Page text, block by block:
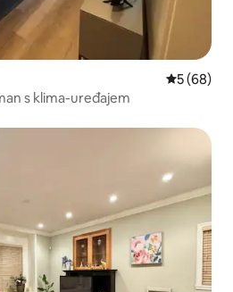
Prosječna
5 (68)
s klima-uređajem
s oznakom „Odabrali gosti”